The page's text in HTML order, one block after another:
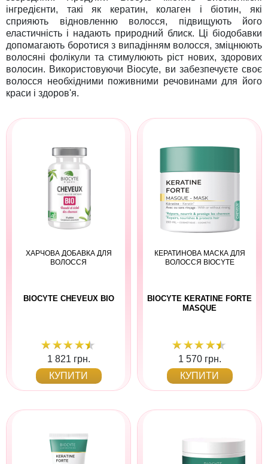
інгредієнти, такі як кератин, колаген і біотин, які
сприяють відновленню волосся, підвищують його
еластичність і надають природний блиск. Ці біодобавки
допомагають боротися з випадінням волосся, зміцнюють
волосяні фолікули та стимулюють ріст нових, здорових
волосин. Використовуючи Biocyte, ви забезпечуєте своє
волосся необхідними поживними речовинами для його
краси і здоров'я.
ХАРЧОВА ДОБАВКА ДЛЯ
ВОЛОССЯ
BIOCYTE CHEVEUX BIO
1 821 грн.
КУПИТИ
КЕРАТИНОВА МАСКА ДЛЯ
ВОЛОССЯ BIOCYTE
BIOCYTE KERATINE FORTE
MASQUE
1 570 грн.
КУПИТИ